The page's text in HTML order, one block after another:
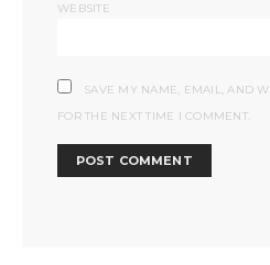
WEBSITE
SAVE MY NAME, EMAIL, AND
FOR THE NEXT TIME I COMMENT.